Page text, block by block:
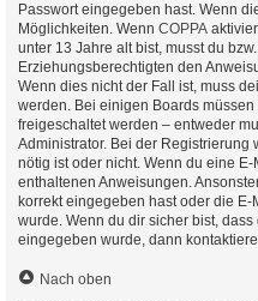
Passwort eingegeben hast. Wenn
Möglichkeiten. Wenn COPPA
unter 13 Jahre alt bist, musst du
Erziehungsberechtigten den
Wenn dies nicht der Fall ist, muss
werden. Bei einigen Boards
freigeschaltet werden – entweder
Administrator. Bei der Registrierung
nötig ist oder nicht. Wenn du eine
enthaltenen Anweisungen.
korrekt eingegeben hast oder die
wurde. Wenn du dir sicher bist,
eingegeben wurde, dann
Nach oben